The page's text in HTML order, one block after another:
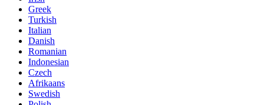
Greek
Turkish
Italian
Danish
Romanian
Indonesian
Czech
Afrikaans
Swedish